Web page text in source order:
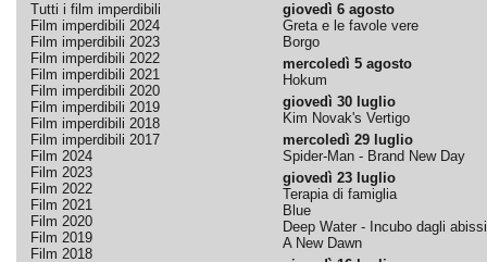
Tutti i film imperdibili
Film imperdibili 2024
Film imperdibili 2023
Film imperdibili 2022
Film imperdibili 2021
Film imperdibili 2020
Film imperdibili 2019
Film imperdibili 2018
Film imperdibili 2017
Film 2024
Film 2023
Film 2022
Film 2021
Film 2020
Film 2019
Film 2018
giovedì 6 agosto
Greta e le favole vere
Borgo
mercoledì 5 agosto
Hokum
giovedì 30 luglio
Kim Novak's Vertigo
mercoledì 29 luglio
Spider-Man - Brand New Day
giovedì 23 luglio
Terapia di famiglia
Blue
Deep Water - Incubo dagli abissi
A New Dawn